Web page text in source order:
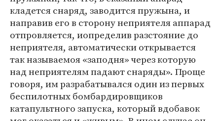
кладется снаряд, заводится пружына, и
направив его в сторону неприятеля аппарад
отпровляется, иопределив разстояние до
неприятеля, автоматически открывается
так называемоя «заподня» через которую
над неприятелям падают снаряды». Проще
говоря, им разрабатывался один из первых
беспилотных бомбардировщиков
катапультного запуска, который вдобавок